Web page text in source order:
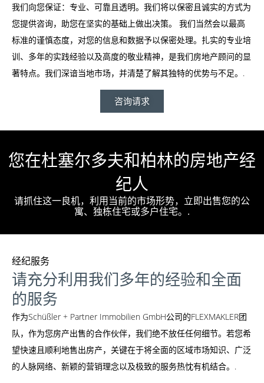
我们向您保证：专业、可靠且透明。我们将以保密且诚实的方式为
您提供咨询，助您在坚实的基础上做出决策。 我们当然会以最高
标准的谨慎态度，对您的信息和数据予以保密处理。扎实的专业培
训、多年的实践经验以及高度的敬业精神，是我们房地产顾问的显
著特点。我们深谙当地市场，并清楚了解其独特的优势与不足。.
咨询请求
您在杜塞尔多夫和柏林的房地产经
纪人
请抓住这一良机，利用当前的市场形势，立即出售您的公
寓、独栋住宅或多户住宅。.
经纪服务
请充分利用我们多年的经验和全面
的服务
作为Schüßler + Partner Immobilien GmbH公司的FLEXMAKLER团
队，作为您房产出售的合作伙伴，我们绝不放任任何细节。若您希
望快速且顺利地售出房产，关键在于将全面的区域市场知识、广泛
的人脉网络、新颖的营销理念以及极致的服务热忱有机结合。.